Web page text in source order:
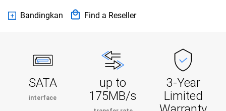
Bandingkan Find a Reseller
SATA
interface
up to
175MB/s
3-Year
Limited